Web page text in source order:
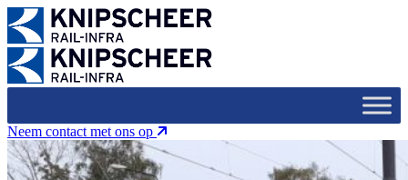
Neem contact met ons op